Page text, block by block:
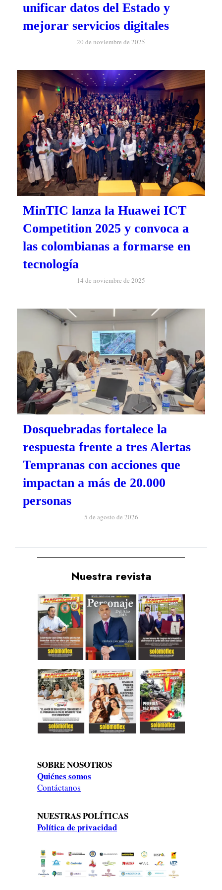
unificar datos del Estado y
mejorar servicios digitales
20 de noviembre de 2025
MinTIC lanza la Huawei ICT
Competition 2025 y convoca a
las colombianas a formarse en
tecnología
14 de noviembre de 2025
Dosquebradas fortalece la
respuesta frente a tres Alertas
Tempranas con acciones que
impactan a más de 20.000
personas
5 de agosto de 2026
Nuestra revista
SOBRE NOSOTROS
Quiénes somos
Contáctanos
NUESTRAS POLÍTICAS
Política de privacidad